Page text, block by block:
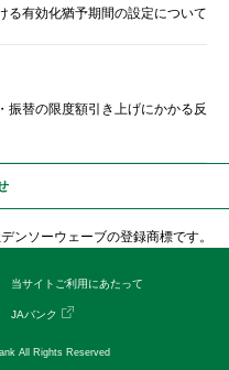
る有効化猶予期間の設定について
振替の限度額引き上げにかかる反
ンソーウェーブの登録商標です。
当サイトご利用にあたって
JAバンク
All Rights Reserved